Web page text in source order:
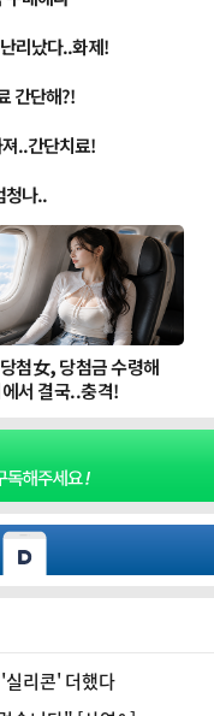
리콘' 더했다